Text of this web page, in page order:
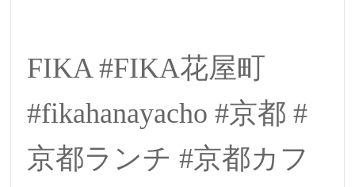
FIKA #FIKA花屋町
#fikahanayacho #京都 #
京都ランチ #京都カフ